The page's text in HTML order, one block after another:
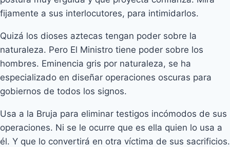
fijamente a sus interlocutores, para intimidarlos.
Quizá los dioses aztecas tengan poder sobre la
naturaleza. Pero El Ministro tiene poder sobre los
hombres. Eminencia gris por naturaleza, se ha
especializado en diseñar operaciones oscuras para
gobiernos de todos los signos.
Usa a la Bruja para eliminar testigos incómodos de sus
operaciones. Ni se le ocurre que es ella quien lo usa a
él. Y que lo convertirá en otra víctima de sus sacrificios.